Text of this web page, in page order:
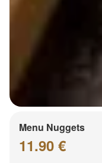
Menu Nuggets
11.90 €